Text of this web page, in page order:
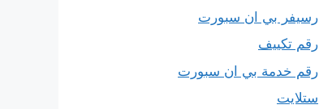
رسيفر بي ان سبورت
رقم تكييف
رقم خدمة بي ان سبورت
ستلايت